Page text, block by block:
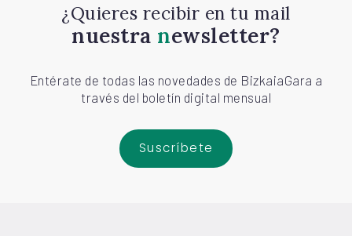
¿Quieres recibir en tu mail
nuestra newsletter?
Entérate de todas las novedades de BizkaiaGara a
través del boletín digital mensual
Suscríbete